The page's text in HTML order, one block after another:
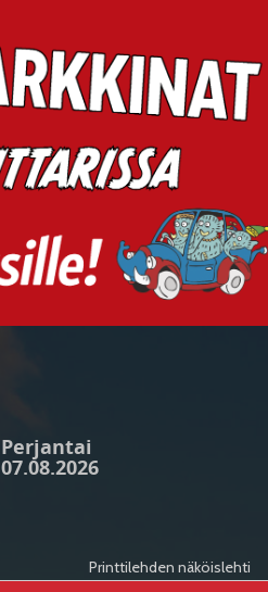
Perjantai
07.08.2026
Printtilehden näköislehti